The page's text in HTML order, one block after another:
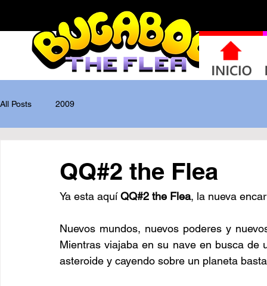
INICIO
All Posts 2009
QQ#2 the Flea
Ya esta aquí QQ#2 the Flea, la nueva
Nuevos mundos, nuevos poderes y
Mientras viajaba en su nave en busca de
asteroide y cayendo sobre un planeta